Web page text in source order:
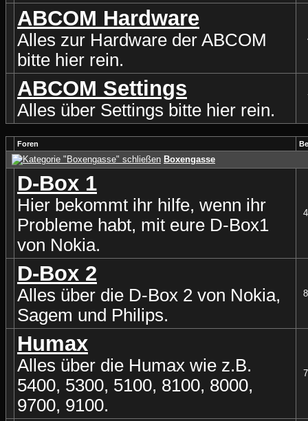
ABCOM Hardware
Alles zur Hardware der ABCOM
bitte hier rein.
ABCOM Settings
Alles über Settings bitte hier rein.
Foren
Boxengasse
D-Box 1
Hier bekommt ihr hilfe, wenn ihr
Probleme habt, mit eure D-Box1
von Nokia.
D-Box 2
Alles über die D-Box 2 von Nokia,
Sagem und Philips.
Humax
Alles über die Humax wie z.B.
5400, 5300, 5100, 8100, 8000,
9700, 9100.